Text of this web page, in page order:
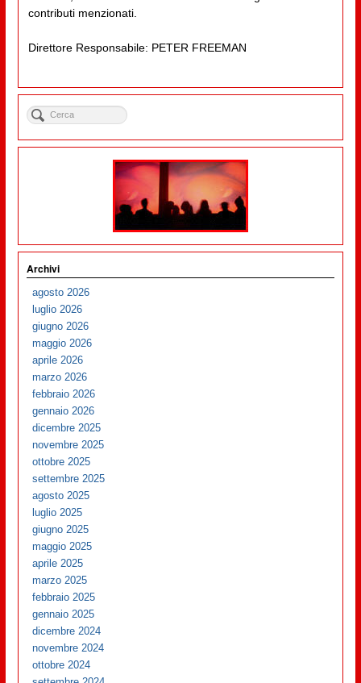
contributi menzionati.
Direttore Responsabile: PETER FREEMAN
Archivi
agosto 2026
luglio 2026
giugno 2026
maggio 2026
aprile 2026
marzo 2026
febbraio 2026
gennaio 2026
dicembre 2025
novembre 2025
ottobre 2025
settembre 2025
agosto 2025
luglio 2025
giugno 2025
maggio 2025
aprile 2025
marzo 2025
febbraio 2025
gennaio 2025
dicembre 2024
novembre 2024
ottobre 2024